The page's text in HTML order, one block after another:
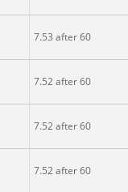
7.53 after 60
7.52 after 60
7.52 after 60
7.52 after 60